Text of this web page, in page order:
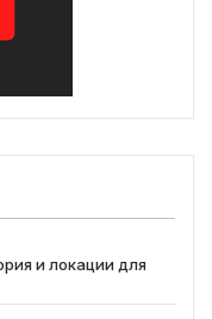
и локации для